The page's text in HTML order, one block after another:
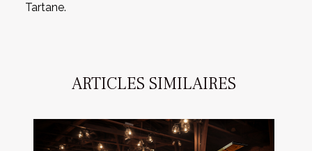
Tartane.
ARTICLES SIMILAIRES